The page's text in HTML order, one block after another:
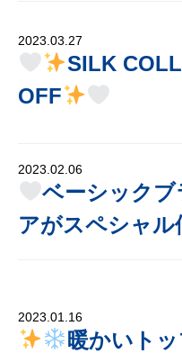
2023.03.27
SILK
OFF
2023.02.06
ベーシック
アがスペシャル
2023.01.16
暖かいト